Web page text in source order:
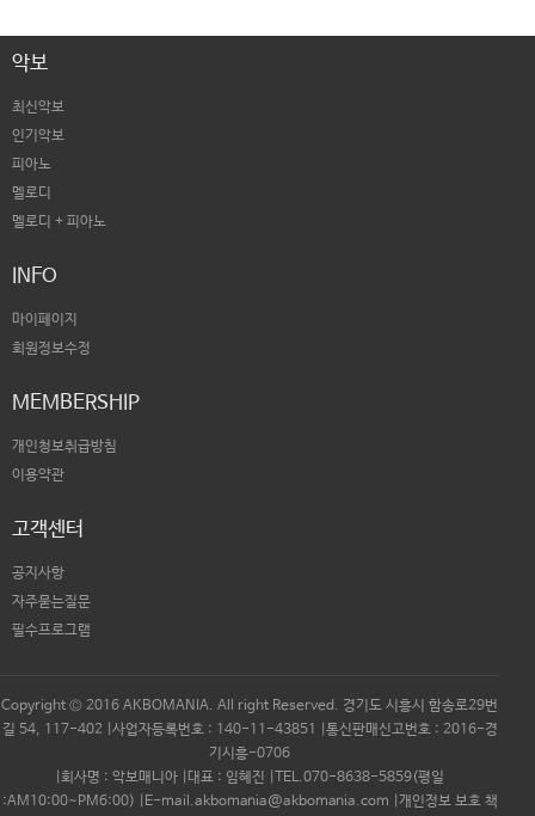
악보
최신악보
인기악보
피아노
멜로디
멜로디 + 피아노
INFO
마이페이지
회원정보수정
MEMBERSHIP
개인청보취급방침
이용약관
고객센터
공지사항
자주묻는질문
필수프로그램
Copyright © 2016 AKBOMANIA. All right Reserved. 경기도 시흥시 함송로29번
길 54, 117-402 |사업자등록번호 : 140-11-43851 |통신판매신고번호 : 2016-경
기시흥-0706
|회사명 : 악보매니아 |대표 : 임혜진 |TEL.070-8638-5859(평일
:AM10:00~PM6:00) |E-mail.akbomania@akbomania.com |개인정보 보호 책